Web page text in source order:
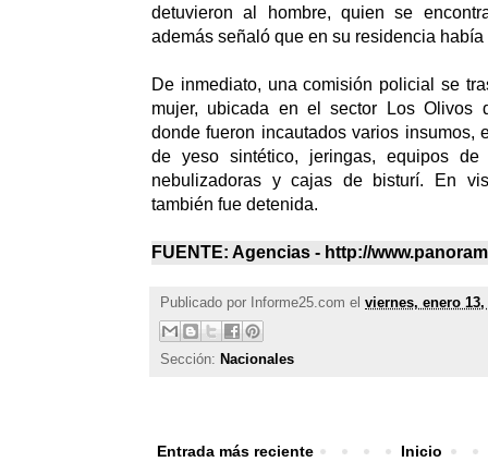
detuvieron al hombre, quien se
además señaló que en su residencia
De inmediato, una comisión policial se
mujer, ubicada en el sector Los Olivos
donde fueron incautados varios insumos,
de yeso sintético, jeringas, equipos de
nebulizadoras y cajas de bisturí. En
también fue detenida.
FUENTE: Agencias - http://
Publicado por Informe25.com el viernes, enero 13,
Sección: Nacionales
Entrada más reciente Inicio